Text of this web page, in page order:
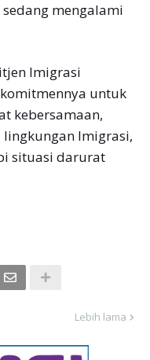
mengalami
Imigrasi
untuk
kebersamaan,
Imigrasi,
situasi darurat
Lebih lama